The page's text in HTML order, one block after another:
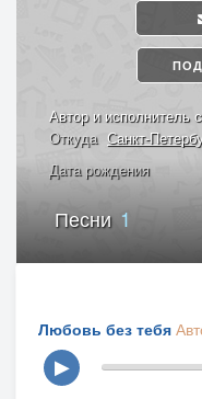
Автор и исполнитель
Откуда Санкт-
Дата рождения
Песни1
Любовь без тебя
▶